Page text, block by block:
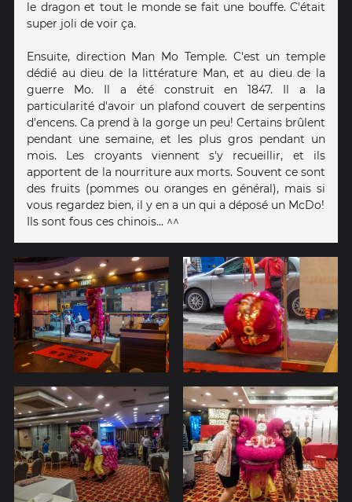
le dragon et tout le monde se fait une bouffe. C'était
super joli de voir ça.
Ensuite, direction Man Mo Temple. C'est un temple
dédié au dieu de la littérature Man, et au dieu de la
guerre Mo. Il a été construit en 1847. Il a la
particularité d'avoir un plafond couvert de serpentins
d'encens. Ca prend à la gorge un peu! Certains brûlent
pendant une semaine, et les plus gros pendant un
mois. Les croyants viennent s'y recueillir, et ils
apportent de la nourriture aux morts. Souvent ce sont
des fruits (pommes ou oranges en général), mais si
vous regardez bien, il y en a un qui a déposé un McDo!
Ils sont fous ces chinois... ^^